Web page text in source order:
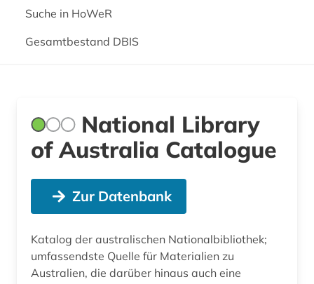
Suche in HoWeR
Gesamtbestand DBIS
National Library
of Australia Catalogue
Zur Datenbank
Katalog der australischen Nationalbibliothek;
umfassendste Quelle für Materialien zu
Australien, die darüber hinaus auch eine